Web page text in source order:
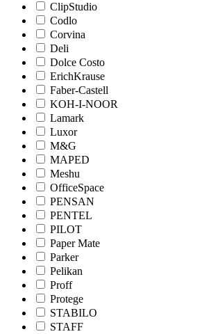
ClipStudio
Codlo
Corvina
Deli
Dolce Costo
ErichKrause
Faber-Castell
KOH-I-NOOR
Lamark
Luxor
M&G
MAPED
Meshu
OfficeSpace
PENSAN
PENTEL
PILOT
Paper Mate
Parker
Pelikan
Proff
Protege
STABILO
STAFF